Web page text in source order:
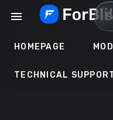
menu
HOMEPAGE
TECHNICAL